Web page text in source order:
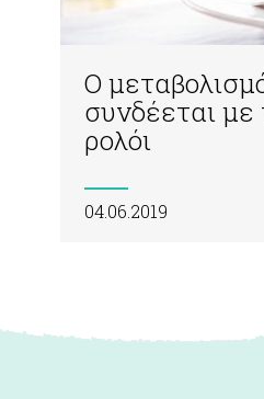
Ο
συνδέεται με
ρολόι
04.06.2019